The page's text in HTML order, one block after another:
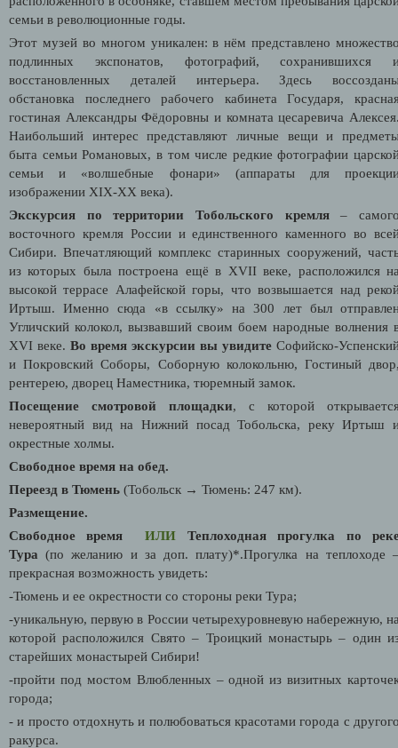
семьи в революционные годы.
Этот музей во многом уникален: в нём представлено
подлинных экспонатов, фотографий, сохранившихся
восстановленных деталей интерьера. Здесь
обстановка последнего рабочего кабинета Государя,
гостиная Александры Фёдоровны и комната цесаревича
Наибольший интерес представляют личные вещи и
быта семьи Романовых, в том числе редкие фотографии
семьи и «волшебные фонари» (аппараты для
изображении XIX-XX века).
Экскурсия по территории Тобольского кремля–
восточного кремля России и единственного каменного во
Сибири. Впечатляющий комплекс старинных сооружений,
из которых была построена ещё в XVII веке, расположился
высокой террасе Алафейской горы, что возвышается над
Иртыш. Именно сюда «в ссылку» на 300 лет был
Угличский колокол, вызвавший своим боем народные волнения
XVI веке. Во время экскурсии вы увидите Софийско-
и Покровский Соборы, Соборную колокольню, Гостиный
рентерею, дворец Наместника, тюремный замок.
Посещение смотровой площадки, с которой
невероятный вид на Нижний посад Тобольска, реку Иртыш
окрестные холмы.
Свободное время на обед.
Переезд в Тюмень (Тобольск → Тюмень: 247 км).
Размещение.
Свободное время
ИЛИ
Теплоходная прогулка по
Тура(по желанию и за доп. плату)*.Прогулка на теплоходе
прекрасная возможность увидеть:
-Тюмень и ее окрестности со стороны реки Тура;
-уникальную, первую в России четырехуровневую набережную,
которой расположился Свято – Троицкий монастырь – один
старейших монастырей Сибири!
-пройти под мостом Влюбленных – одной из визитных
города;
- и просто отдохнуть и полюбоваться красотами города с
ракурса.